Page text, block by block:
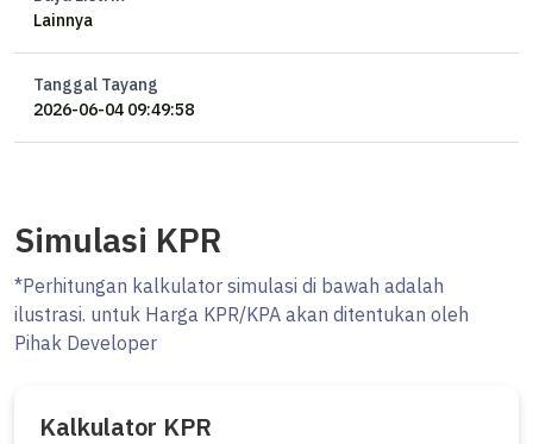
Lainnya
Tanggal Tayang
2026-06-04 09:49:58
Simulasi KPR
*Perhitungan kalkulator simulasi di bawah adalah
ilustrasi. untuk Harga KPR/KPA akan ditentukan oleh
Pihak Developer
Kalkulator KPR